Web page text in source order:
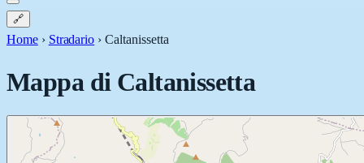
🔗
Home › Stradario ›Caltanissetta
Mappa di Caltanissetta